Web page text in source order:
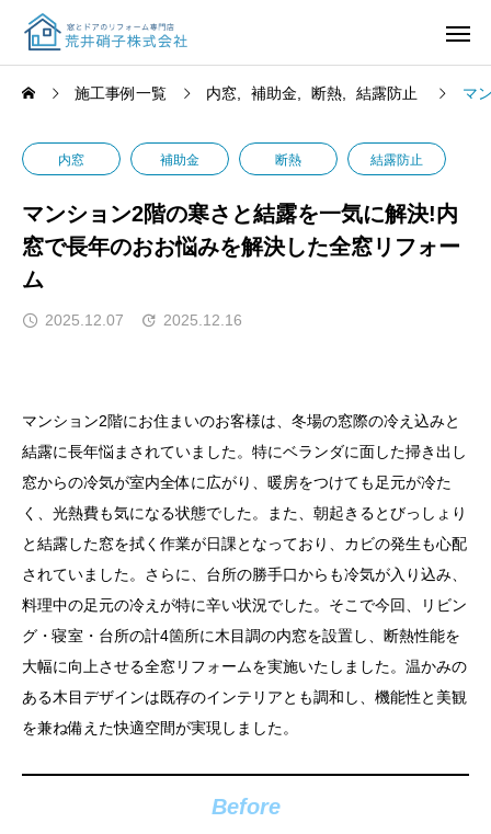
施工事例一覧 内窓 補助金 断熱 結露防止 マ
内窓 補助金 断熱 結露防止
マンション2階の寒さと結露を一気に解決!内
窓で長年のおお悩みを解決した全窓リフォー
ム
2025.12.07 2025.12.16
マンション2階にお住まいのお客様は、冬場の窓際の冷え込みと
結露に長年悩まされていました。特にベランダに面した掃き出し
窓からの冷気が室内全体に広がり、暖房をつけても足元が冷た
く、光熱費も気になる状態でした。また、朝起きるとびっしょり
と結露した窓を拭く作業が日課となっており、カビの発生も心配
されていました。さらに、台所の勝手口からも冷気が入り込み、
料理中の足元の冷えが特に辛い状況でした。そこで今回、リビン
グ・寝室・台所の計4箇所に木目調の内窓を設置し、断熱性能を
大幅に向上させる全窓リフォームを実施いたしました。温かみの
ある木目デザインは既存のインテリアとも調和し、機能性と美観
を兼ね備えた快適空間が実現しました。
Before